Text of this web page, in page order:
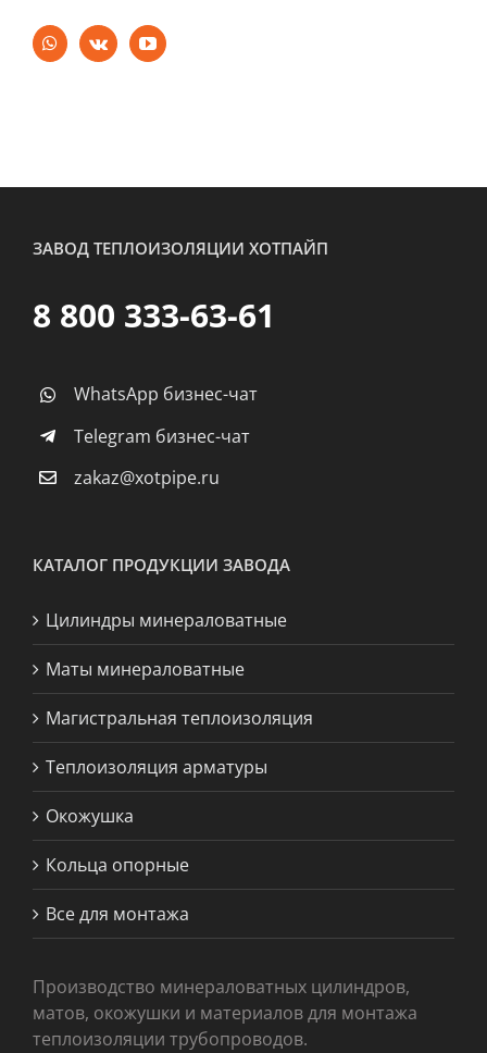
ЗАВОД ТЕПЛОИЗОЛЯЦИИ ХОТПАЙП
8 800 333-63-61
WhatsApp бизнес-чат
Telegram бизнес-чат
zakaz@xotpipe.ru
КАТАЛОГ ПРОДУКЦИИ ЗАВОДА
Цилиндры минераловатные
Маты минераловатные
Магистральная теплоизоляция
Теплоизоляция арматуры
Окожушка
Кольца опорные
Все для монтажа
Производство минераловатных цилиндров,
матов, окожушки и материалов для монтажа
теплоизоляции трубопроводов.